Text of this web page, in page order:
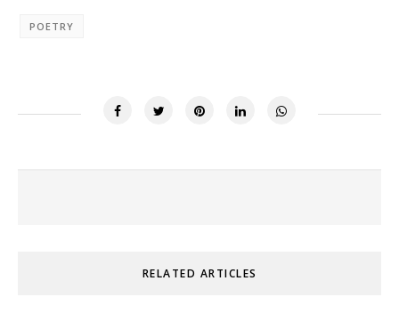
POETRY
RELATED ARTICLES